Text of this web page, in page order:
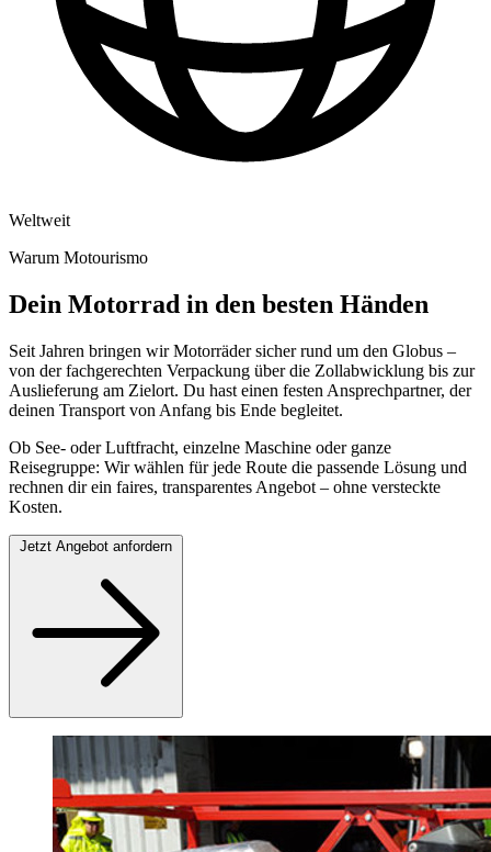
Weltweit
Warum Motourismo
Dein Motorrad in den besten Händen
Seit Jahren bringen wir Motorräder sicher rund um den Globus –
von der fachgerechten Verpackung über die Zollabwicklung bis zur
Auslieferung am Zielort. Du hast einen festen Ansprechpartner, der
deinen Transport von Anfang bis Ende begleitet.
Ob See- oder Luftfracht, einzelne Maschine oder ganze
Reisegruppe: Wir wählen für jede Route die passende Lösung und
rechnen dir ein faires, transparentes Angebot – ohne versteckte
Kosten.
Jetzt Angebot anfordern